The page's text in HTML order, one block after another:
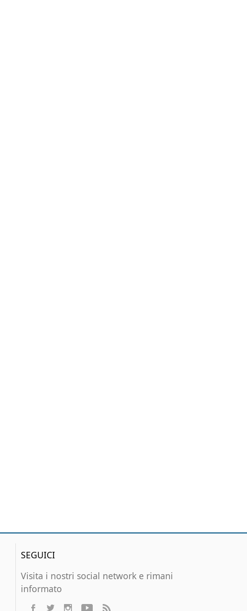
SEGUICI
Visita i nostri social network e rimani
informato